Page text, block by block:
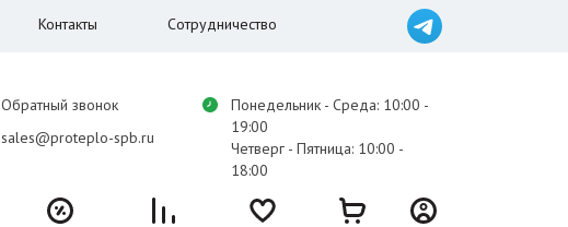
Контакты Сотрудничество
Обратный звонок
sales@proteplo-spb.ru
Понедельник - Среда: 10:00 -
19:00
Четверг - Пятница: 10:00 -
18:00